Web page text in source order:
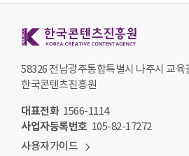
58326 전남광주통합특별시 나주시 교육
한국콘텐츠진흥원
대표전화 1566-1114
사업자등록번호 105-82-17272
사용자가이드